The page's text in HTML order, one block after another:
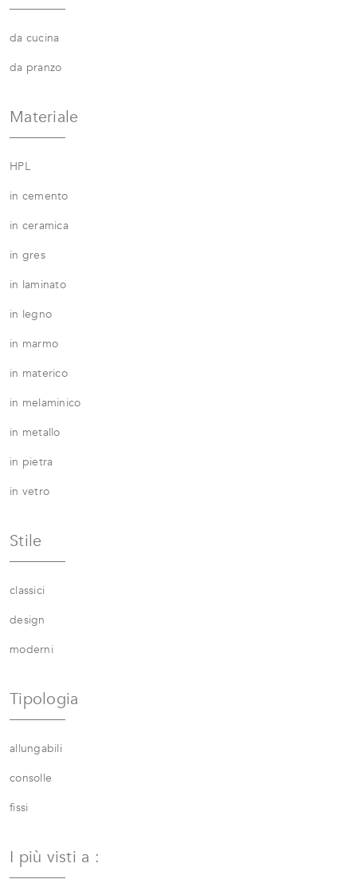
da cucina
da pranzo
Materiale
HPL
in cemento
in ceramica
in gres
in laminato
in legno
in marmo
in materico
in melaminico
in metallo
in pietra
in vetro
Stile
classici
design
moderni
Tipologia
allungabili
consolle
fissi
I più visti a :